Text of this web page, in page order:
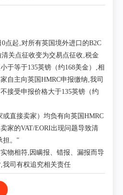
点起‚对所有英国境外进口的B2C
关点征收变为交易点征收‚税金
于等于135英镑（约168美金）‚相
自主向英国HMRC申报缴纳‚我司
接受申报价格大于135英镑（约
或直接卖家）均负有向英国HMRC
家的VAT/EORI出现问题导致清
担。"
物相符,因瞒报、错报、漏报而导
我司有权追究相关责任